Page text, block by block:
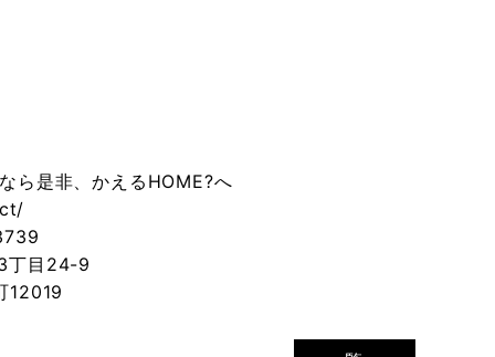
ら是非、かえるHOME?へ
丁目24-9
12019